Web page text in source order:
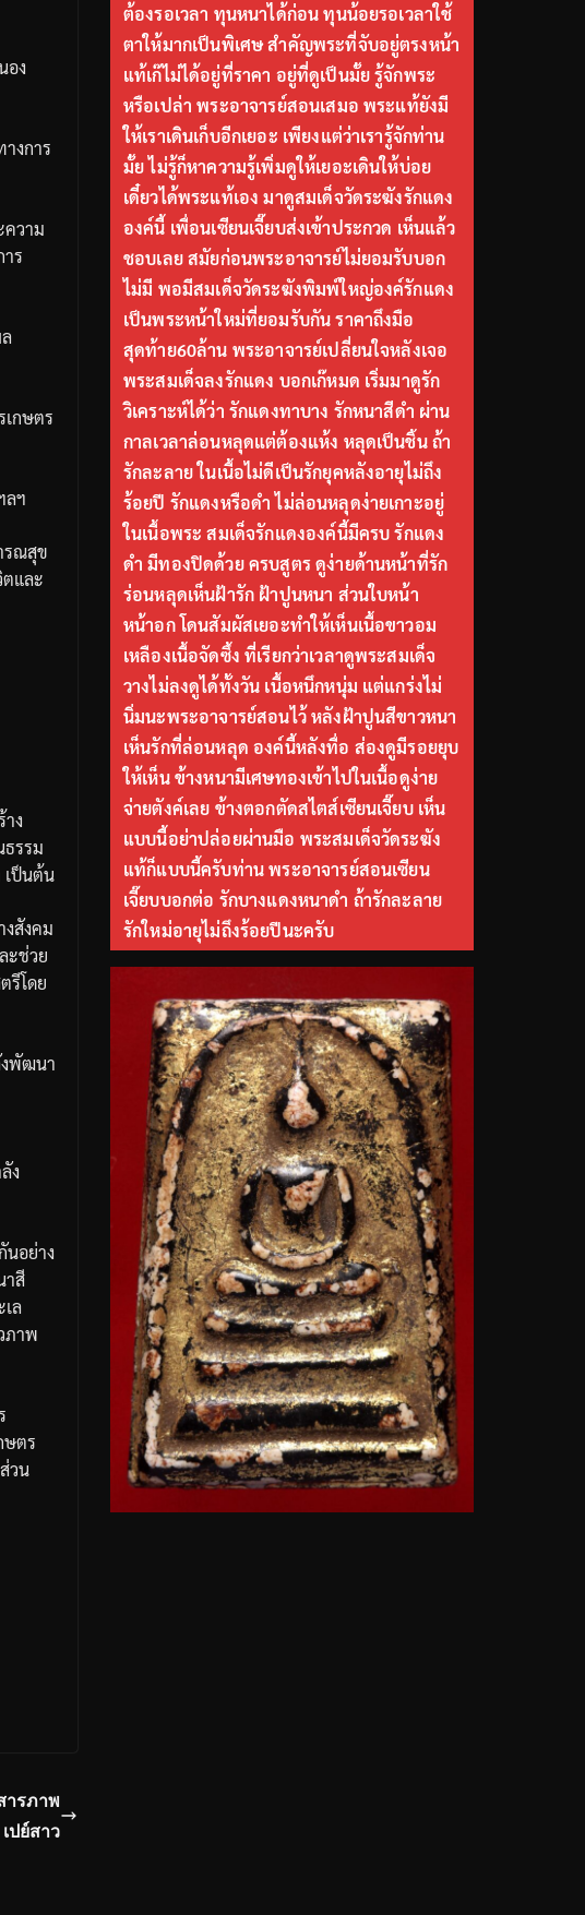
อง
งการ
ความ
าร
เกษตร
ลฯ
รณสุข
และ
ง
รรม
เป็นต้น
สังคม
ะช่วย
รีโดย
งพัฒนา
ง
นอย่าง
าสี
ล
ภาพ
ษตร
วน
ารภาพ
ปย์สาว
ต้องรอเวลา ทุนหนาได้ก่อน ทุนน้อยรอเวลาใช้
ตาให้มากเป็นพิเศษ สำคัญพระที่จับอยู่ตรงหน้า
แท้เก๊ไม่ได้อยู่ที่ราคา อยู่ที่ดูเป็นมั้ย รู้จักพระ
หรือเปล่า พระอาจารย์สอนเสมอ พระแท้ยังมี
ให้เราเดินเก็บอีกเยอะ เพียงแต่ว่าเรารู้จักท่าน
มั้ย ไม่รู้ก็หาความรู้เพิ่มดูให้เยอะเดินให้บ่อย
เดี๋ยวได้พระแท้เอง มาดูสมเด็จวัดระฆังรักแดง
องค์นี้ เพื่อนเซียนเจี๊ยบส่งเข้าประกวด เห็นแล้ว
ชอบเลย สมัยก่อนพระอาจารย์ไม่ยอมรับบอก
ไม่มี พอมีสมเด็จวัดระฆังพิมพ์ใหญ่องค์รักแดง
เป็นพระหน้าใหม่ที่ยอมรับกัน ราคาถึงมือ
สุดท้าย60ล้าน พระอาจารย์เปลี่ยนใจหลังเจอ
พระสมเด็จลงรักแดง บอกเก๊หมด เริ่มมาดูรัก
วิเคราะห์ได้ว่า รักแดงทาบาง รักหนาสีดำ ผ่าน
กาลเวลาล่อนหลุดแต่ต้องแห้ง หลุดเป็นชิ้น ถ้า
รักละลาย ในเนื้อไม่ดีเป็นรักยุคหลังอายุไม่ถึง
ร้อยปี รักแดงหรือดำ ไม่ล่อนหลุดง่ายเกาะอยู่
ในเนื้อพระ สมเด็จรักแดงองค์นี้มีครบ รักแดง
ดำ มีทองปิดด้วย ครบสูตร ดูง่ายด้านหน้าที่รัก
ร่อนหลุดเห็นฝ้ารัก ฝ้าปูนหนา ส่วนใบหน้า
หน้าอก โดนสัมผัสเยอะทำให้เห็นเนื้อขาวอม
เหลืองเนื้อจัดซึ้ง ที่เรียกว่าเวลาดูพระสมเด็จ
วางไม่ลงดูได้ทั้งวัน เนื้อหนึกหนุ่ม แต่แกร่งไม่
นิ่มนะพระอาจารย์สอนไว้ หลังฝ้าปูนสีขาวหนา
เห็นรักที่ล่อนหลุด องค์นี้หลังทื่อ ส่องดูมีรอยยุบ
ให้เห็น ข้างหนามีเศษทองเข้าไปในเนื้อดูง่าย
จ่ายตังค์เลย ข้างตอกตัดสไตส์เซียนเจี๊ยบ เห็น
แบบนี้อย่าปล่อยผ่านมือ พระสมเด็จวัดระฆัง
แท้ก็แบบนี้ครับท่าน พระอาจารย์สอนเซียน
เจี๊ยบบอกต่อ รักบางแดงหนาดำ ถ้ารักละลาย
รักใหม่อายุไม่ถึงร้อยปีนะครับ